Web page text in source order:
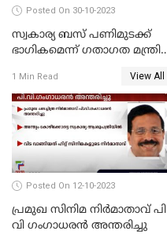
Posted On 30-10-2023
സ്വകാര്യ ബസ് പണിമുടക്ക്
ഭാഗികമെന്ന് ഗതാഗത മന്ത്രി
1 Min Read View All
Posted On 12-10-2023
പ്രമുഖ സിനിമ നിർമാതാവ് പി
വി ഗംഗാധരൻ അന്തരിച്ചു